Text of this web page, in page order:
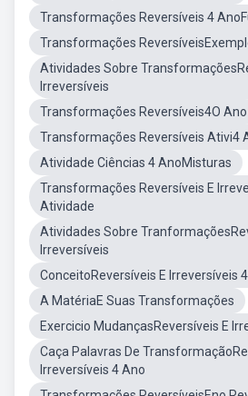
Transformações Reversíveis 4
Transformações
Atividades Sobre
Irreversíveis
Transformações Reversíveis4O Ano
Transformações Reversíveis Ativi4
Atividade Ciências 4 AnoMisturas
Transformações Reversíveis E
Atividade
Atividades Sobre
Irreversíveis
ConceitoReversíveis E Irreversíveis
A MatériaE Suas Transformações
Exercicio MudançasReversíveis E
Caça Palavras De
Irreversíveis 4 Ano